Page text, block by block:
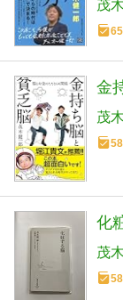
茂
金
茂
化
茂